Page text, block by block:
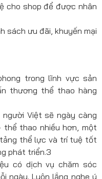
cho shop để được nhân
sách ưu đãi, khuyến mại
trong lĩnh vực sản
thương thể thao hàng
Việt sẽ ngày càng
thao nhiều hơn, một
thể lực và trí tuệ tốt
phát triển.3
có dịch vụ chăm sóc
ngày. Luôn lắng nghe ý